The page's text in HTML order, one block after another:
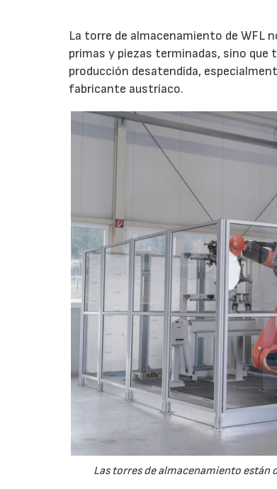
La torre de almacenamiento de WFL
primas y piezas terminadas, sino que
producción desatendida,
fabricante austríaco.
Las torres de almacenamiento están